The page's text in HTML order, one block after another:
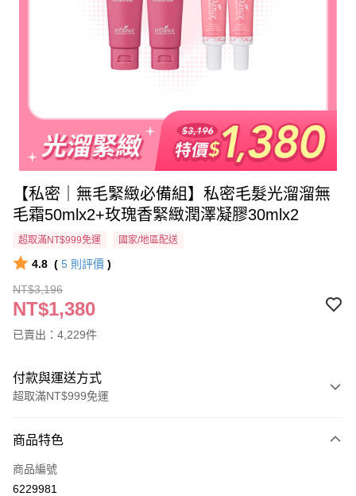
【私密｜無毛緊緻必備組】私密毛髮光溜溜無
毛霜50mlx2+玫瑰香緊緻潤澤凝膠30mlx2
超取滿NT$999免運 國家/地區配送
4.8 ( 5 則評價 )
NT$3,196
NT$1,380
已賣出：4,229件
付款與運送方式
超取滿NT$999免運
信用卡一次付款
超商取貨付款
商品特色
商品編號
6229981